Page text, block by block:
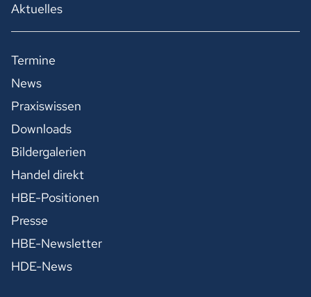
Aktuelles
Termine
News
Praxiswissen
Downloads
Bildergalerien
Handel direkt
HBE-Positionen
Presse
HBE-Newsletter
HDE-News